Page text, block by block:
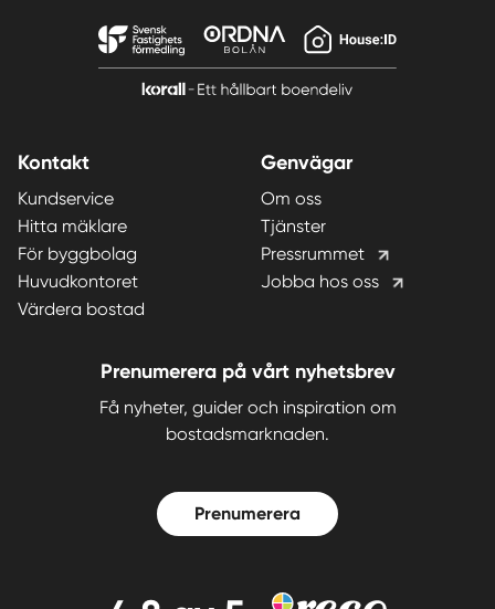
Kontakt
Kundservice
Hitta mäklare
För byggbolag
Huvudkontoret
Värdera bostad
Genvägar
Om oss
Tjänster
Pressrummet
Jobba hos oss
Prenumerera på vårt nyhetsbrev
Få nyheter, guider och inspiration om
bostadsmarknaden.
Prenumerera